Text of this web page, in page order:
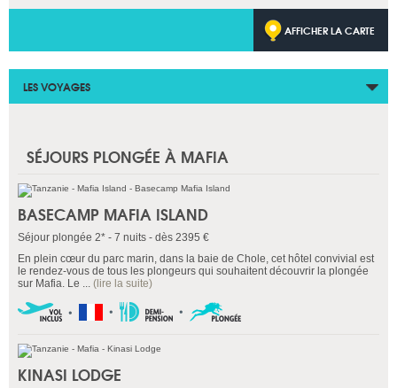
AFFICHER LA CARTE
LES VOYAGES
SÉJOURS PLONGÉE À MAFIA
BASECAMP MAFIA ISLAND
Séjour plongée 2* - 7 nuits - dès 2395 €
En plein cœur du parc marin, dans la baie de Chole, cet hôtel convivial est
le rendez-vous de tous les plongeurs qui souhaitent découvrir la plongée
sur Mafia. Le ... (lire la suite)
KINASI LODGE